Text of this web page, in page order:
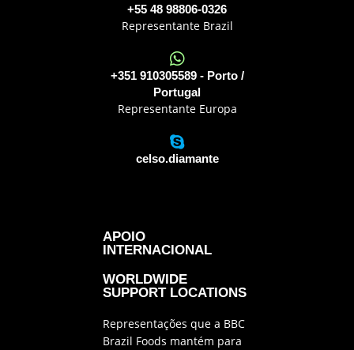
+55 48 98806-0326
Representante Brazil
+351 910305589 - Porto /
Portugal
Representante Europa
celso.diamante
APOIO
INTERNACIONAL
WORLDWIDE
SUPPORT LOCATIONS
Representações que a BBC
Brazil Foods mantém para